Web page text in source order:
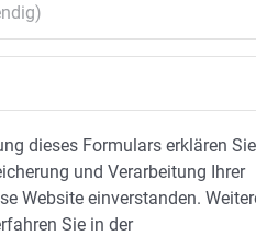
dieses Formulars erklären Sie
und Verarbeitung Ihrer
Website einverstanden.
Sie in der